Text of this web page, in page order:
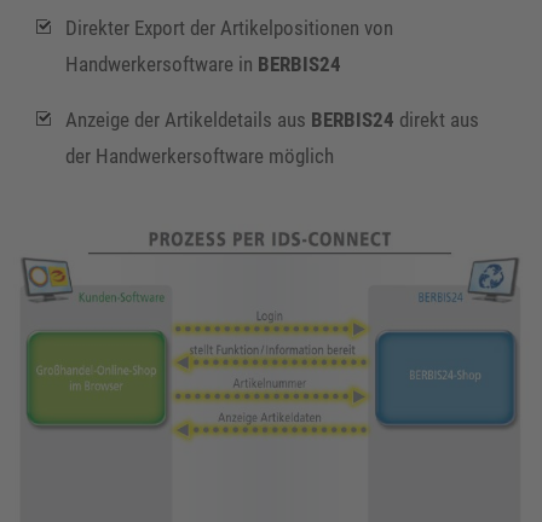
Direkter Export der Artikelpositionen von
Handwerkersoftware in BERBIS24
Anzeige der Artikeldetails aus BERBIS24 direkt aus
der Handwerkersoftware möglich